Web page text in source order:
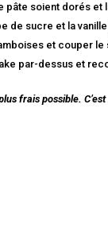
pâte soient dorés et
de sucre et la
et couper
par-dessus et
frais possible.